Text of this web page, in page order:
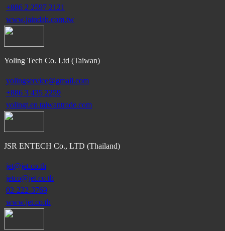
+886 2 2597 2121
www.jaindah.com.tw
Yoling Tech Co. Ltd (Taiwan)
yolingservice@gmail.com
+886 3 435 2259
yolingt.en.taiwantrade.com
JSR ENTECH Co., LTD (Thailand)
jet@jet.co.th
jetco@jet.co.th
02-222-3769
www.jet.co.th